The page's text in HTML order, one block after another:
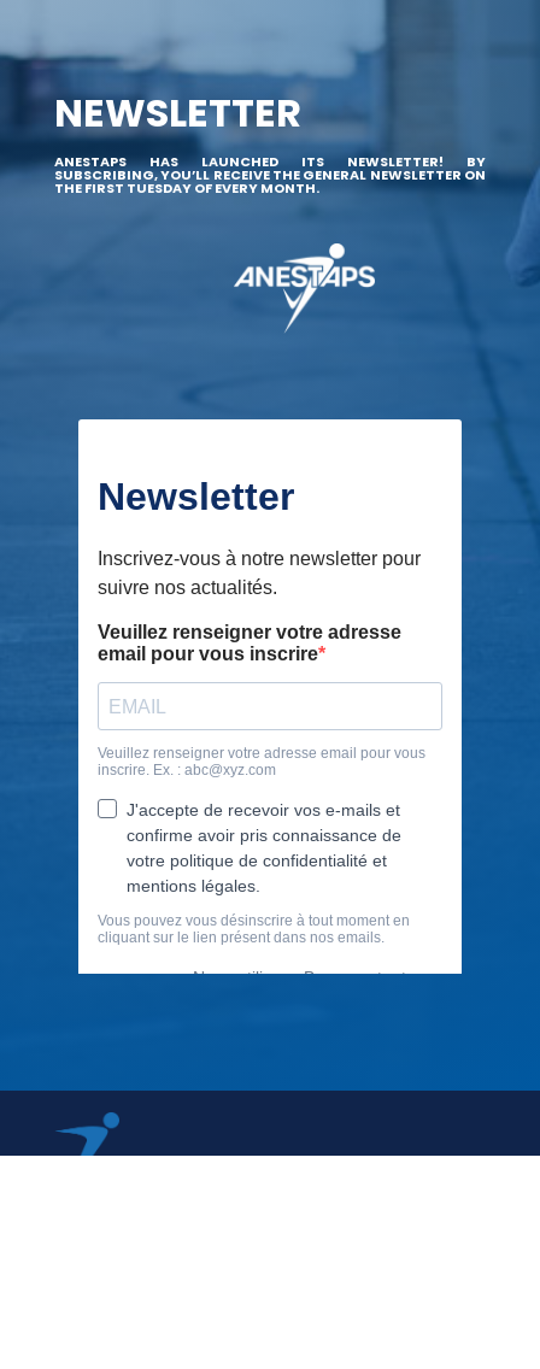
NEWSLETTER
ANESTAPS HAS LAUNCHED ITS NEWSLETTER! BY
SUBSCRIBING, YOU’LL RECEIVE THE GENERAL NEWSLETTER ON
THE FIRST TUESDAY OF EVERY MONTH.